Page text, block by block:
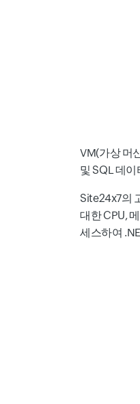
VM(가상 머
및 SQL 데
Site24x7의
대한 CPU,
세스하여